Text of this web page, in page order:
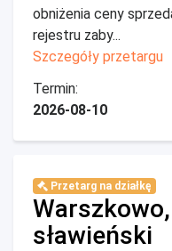
obniżenia ceny
rejestru zaby...
Szczegóły przetargu
Termin:
2026-08-10
Przetarg na działkę
sławieński